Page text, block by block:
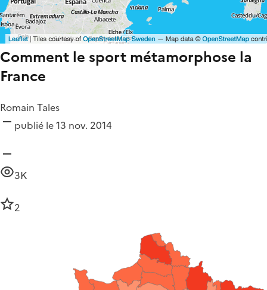
Comment le sport métamorphose la
France
Romain Tales
publié le 13 nov. 2014
3K
2